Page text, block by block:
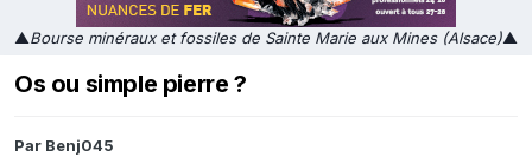
▲Bourse minéraux et fossiles de Sainte Marie aux Mines (Alsace)▲
Os ou simple pierre ?
Par Benj045